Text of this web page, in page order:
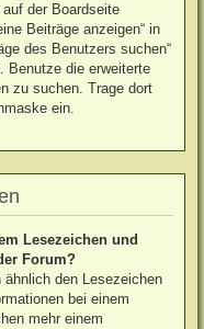
der Boardseite
Beiträge anzeigen“ in
des Benutzers suchen“
Benutze die erweiterte
zu suchen. Trage dort
ein.
Lesezeichen und
Forum?
ähnlich den Lesezeichen
bei einem
mehr einem